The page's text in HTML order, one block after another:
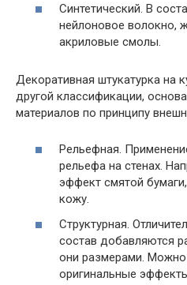
Синтетический. В
нейлоновое волокно,
акриловые смолы.
Декоративная штукатурка на
другой классификации,
материалов по принципу
Рельефная.
рельефа на стенах.
эффект смятой
кожу.
Структурная.
состав добавляются
они размерами. Можно
оригинальные